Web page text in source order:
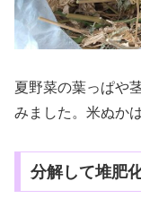
夏野菜の葉っぱや
みました。米ぬか
分解して堆肥